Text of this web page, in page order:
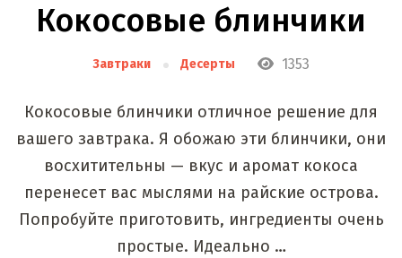
Кокосовые блинчики
Завтраки Десерты 1353
Кокосовые блинчики отличное решение для
вашего завтрака. Я обожаю эти блинчики, они
восхитительны — вкус и аромат кокоса
перенесет вас мыслями на райские острова.
Попробуйте приготовить, ингредиенты очень
простые. Идеально …